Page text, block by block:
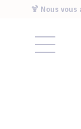
🍹 Nous vous